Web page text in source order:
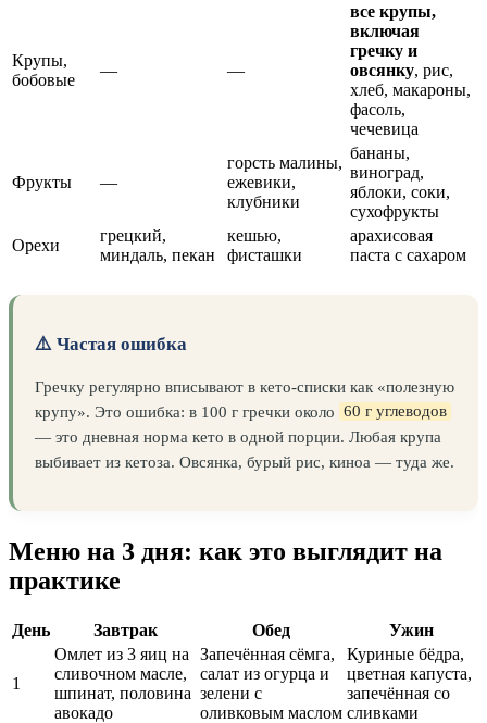
Крупы,
бобовые
— —
все крупы,
включая
гречку и
овсянку, рис,
хлеб, макароны,
фасоль,
чечевица
Фрукты —
горсть малины,
ежевики,
клубники
бананы,
виноград,
яблоки, соки,
сухофрукты
Орехи
грецкий,
миндаль, пекан
кешью,
фисташки
арахисовая
паста с сахаром
⚠️ Частая ошибка
Гречку регулярно вписывают в кето-списки как «полезную
крупу». Это ошибка: в 100 г гречки около 60 г углеводов
— это дневная норма кето в одной порции. Любая крупа
выбивает из кетоза. Овсянка, бурый рис, киноа — туда же.
Меню на 3 дня: как это выглядит на
практике
День Завтрак Обед Ужин
1
Омлет из 3 яиц на
сливочном масле,
шпинат, половина
авокадо
Запечённая сёмга,
салат из огурца и
зелени с
оливковым маслом
Куриные бёдра,
цветная капуста,
запечённая со
сливками